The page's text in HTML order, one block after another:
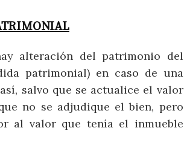
alteración del patrimonio del
patrimonial) en caso de una
salvo que se actualice el valor
no se adjudique el bien, pero
al valor que tenía el inmueble